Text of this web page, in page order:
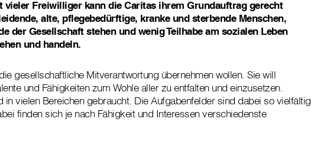
vieler Freiwilliger kann die Caritas ihrem Grundauftrag gerecht
alte, pflegebedürftige, kranke und sterbende Menschen,
der Gesellschaft stehen und wenig Teilhabe am sozialen Leben
und handeln.
gesellschaftliche Mitverantwortung übernehmen wollen. Sie will
und Fähigkeiten zum Wohle aller zu entfalten und einzusetzen.
in vielen Bereichen gebraucht. Die Aufgabenfelder sind dabei so vielfältig
finden sich je nach Fähigkeit und Interessen verschiedenste